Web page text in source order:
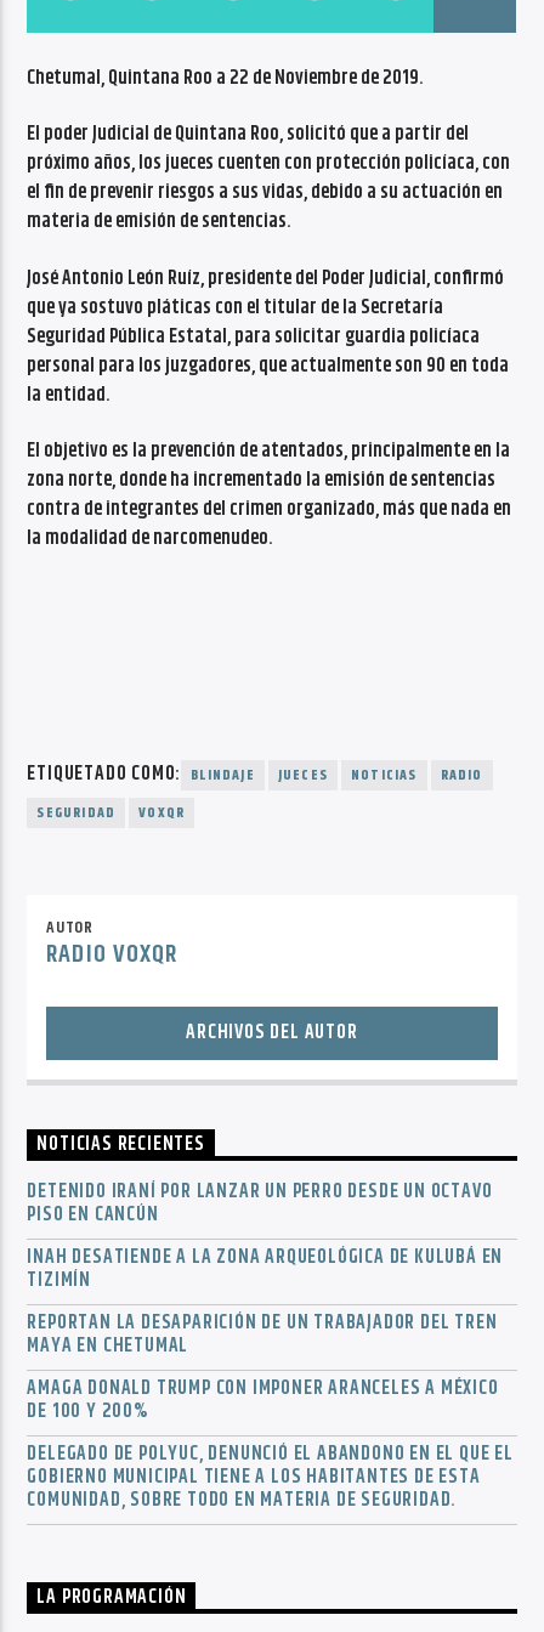
NO TITLES AVAILABLE
Chetumal, Quintana Roo a 22 de Noviembre de 2019.
El poder Judicial de Quintana Roo, solicitó que a partir del
próximo años, los jueces cuenten con protección policíaca, con
el fin de prevenir riesgos a sus vidas, debido a su actuación en
materia de emisión de sentencias.
José Antonio León Ruíz, presidente del Poder Judicial, confirmó
que ya sostuvo pláticas con el titular de la Secretaría
Seguridad Pública Estatal, para solicitar guardia policíaca
personal para los juzgadores, que actualmente son 90 en toda
la entidad.
El objetivo es la prevención de atentados, principalmente en la
zona norte, donde ha incrementado la emisión de sentencias
contra de integrantes del crimen organizado, más que nada en
la modalidad de narcomenudeo.
ETIQUETADO COMO: BLINDAJE JUECES NOTICIAS
RADIO
SEGURIDAD
VOXQR
AUTOR
RADIO VOXQR
ARCHIVOS DEL AUTOR
NOTICIAS RECIENTES
DETENIDO IRANÍ POR LANZAR UN PERRO DESDE UN OCTAVO
PISO EN CANCÚN
INAH DESATIENDE A LA ZONA ARQUEOLÓGICA DE KULUBÁ EN
TIZIMÍN
REPORTAN LA DESAPARICIÓN DE UN TRABAJADOR DEL TREN
MAYA EN CHETUMAL
AMAGA DONALD TRUMP CON IMPONER ARANCELES A MÉXICO
DE 100 Y 200%
DELEGADO DE POLYUC, DENUNCIÓ EL ABANDONO EN EL QUE EL
GOBIERNO MUNICIPAL TIENE A LOS HABITANTES DE ESTA
COMUNIDAD, SOBRE TODO EN MATERIA DE SEGURIDAD.
LA PROGRAMACIÓN